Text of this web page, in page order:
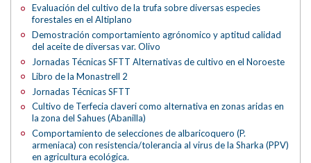
Evaluación del cultivo de la trufa sobre diversas especies
forestales en el Altiplano
Demostración comportamiento agrónomico y aptitud calidad
del aceite de diversas var. Olivo
Jornadas Técnicas SFTT Alternativas de cultivo en el Noroeste
Libro de la Monastrell 2
Jornadas Técnicas SFTT
Cultivo de Terfecia claveri como alternativa en zonas aridas en
la zona del Sahues (Abanilla)
Comportamiento de selecciones de albaricoquero (P.
armeniaca) con resistencia/tolerancia al virus de la Sharka (PPV)
en agricultura ecológica.